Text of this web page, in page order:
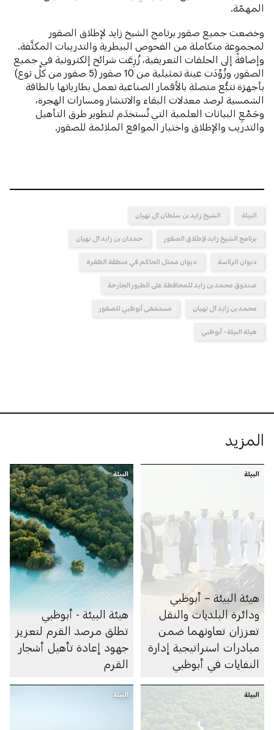
المهمّة.
وخضعت جميع صقور برنامج الشيخ زايد لإطلاق الصقور
لمجموعة متكاملة من الفحوص البيطرية والتدريبات المكثَّفة.
وإضافةً إلى الحلقات التعريفية، زُرِعَت شرائح إلكترونية في جميع
الصقور، وزُوِّدَت عينة تمثيلية من 10 صقور (5 صقور من كلِّ نوع)
بأجهزة تتبُّع متصلة بالأقمار الصناعية تعمل بطارياتها بالطاقة
الشمسية لرصد معدلات البقاء والانتشار ومسارات الهجرة،
وجَمْعِ البيانات العلمية التي تُستخدَم لتطوير طرق التأهيل
والتدريب والإطلاق واختيار المواقع الملائمة للصقور.
البيئة الشيخ زايد بن سلطان آل نهيان
برنامج الشيخ زايد لإطلاق الصقور حمدان بن زايد آل نهيان
ديوان الرئاسة ديوان ممثل الحاكم في منطقة الظفرة
صندوق محمد بن زايد للمحافظة على الطيور الجارحة
محمد بن زايد آل نهيان مستشفى أبوظبي للصقور
هيئة البيئة - أبوظبي
المزيد
البيئة
هيئة البيئة – أبوظبي
ودائرة البلديات والنقل
تعززان تعاونهما ضمن
مبادرات استراتيجية إدارة
النفايات في أبوظبي
البيئة
هيئة البيئة - أبوظبي
تطلق مرصد القرم لتعزيز
جهود إعادة تأهيل أشجار
القرم
البيئة البيئة